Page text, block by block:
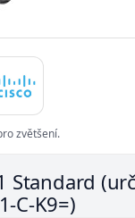
zvětšení.
Standard
C-K9=)